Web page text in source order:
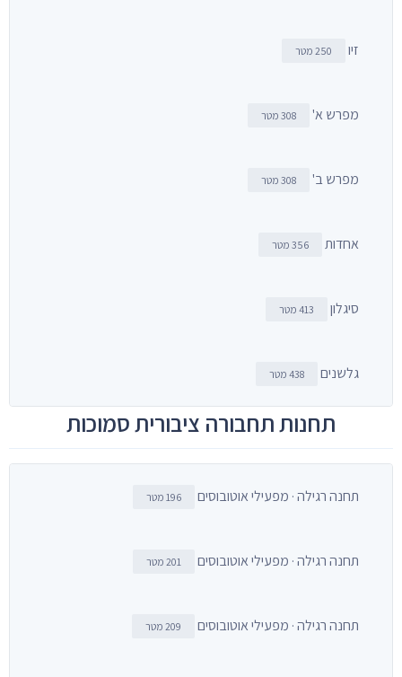
זיו 250 מטר
מפרש א' 308 מטר
מפרש ב' 308 מטר
אחדות 356 מטר
סיגלון 413 מטר
גלשנים 438 מטר
תחנות תחבורה ציבורית סמוכות
תחנה רגילה · מפעילי אוטובוסים 196 מטר
תחנה רגילה · מפעילי אוטובוסים 201 מטר
תחנה רגילה · מפעילי אוטובוסים 209 מטר